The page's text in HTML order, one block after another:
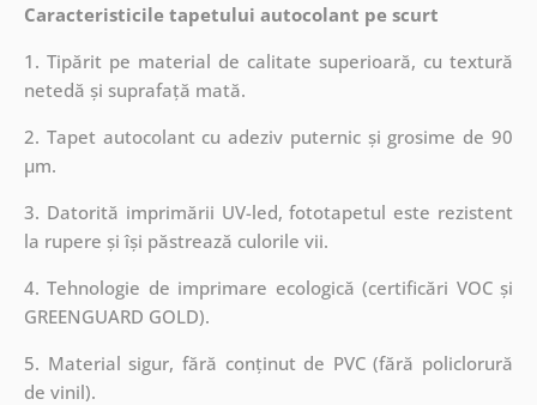
Caracteristicile tapetului autocolant pe scurt
1. Tipărit pe material de calitate superioară, cu textură
netedă și suprafață mată.
2. Tapet autocolant cu adeziv puternic și grosime de 90
µm.
3. Datorită imprimării UV-led, fototapetul este rezistent
la rupere și își păstrează culorile vii.
4. Tehnologie de imprimare ecologică (certificări VOC și
GREENGUARD GOLD).
5. Material sigur, fără conținut de PVC (fără policlorură
de vinil).